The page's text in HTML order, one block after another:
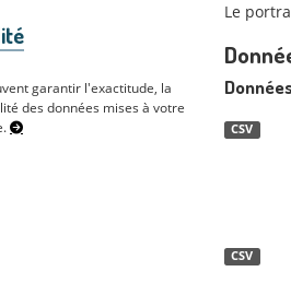
garantir l'exactitude, la
des données mises à votre
Le
CSV
CSV